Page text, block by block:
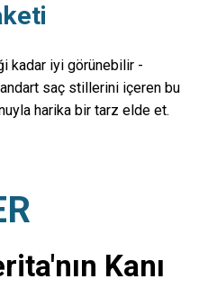
kadar iyi görünebilir -
saç stillerini içeren bu
harika bir tarz elde et.
Kanı